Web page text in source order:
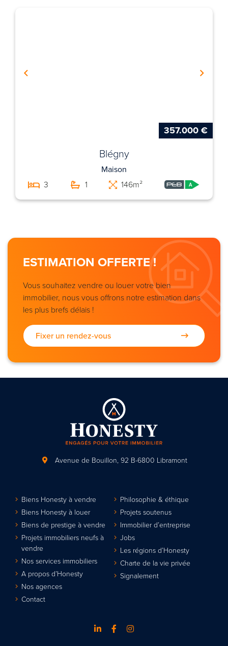
357.000 €
Blégny
Maison
3
1 146m²
ESTIMATION OFFERTE !
Vous souhaitez vendre ou louer votre bien
immobilier, nous vous offrons notre estimation dans
les plus brefs délais !
Fixer un rendez-vous
Avenue de Bouillon, 92 B-6800 Libramont
Biens Honesty à vendre
Biens Honesty à louer
Biens de prestige à vendre
Projets immobiliers neufs à
vendre
Nos services immobiliers
A propos d’Honesty
Nos agences
Contact
Philosophie & éthique
Projets soutenus
Immobilier d’entreprise
Jobs
Les régions d’Honesty
Charte de la vie privée
Signalement